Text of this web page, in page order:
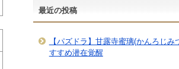
最近の投稿
【パズドラ】甘露寺蜜璃(かんろじみ
すすめ潜在覚醒